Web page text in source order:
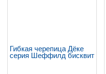
Гибкая черепица Дёке
серия Шеффилд бисквит